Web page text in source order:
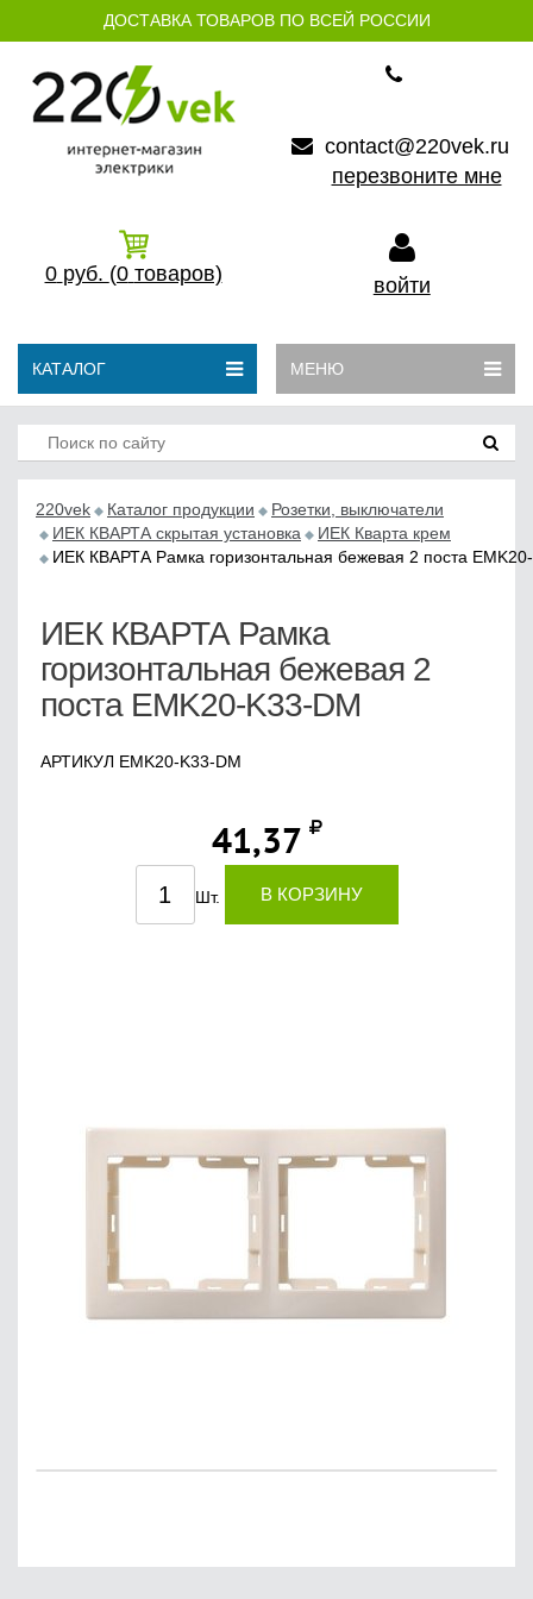
ДОСТАВКА ТОВАРОВ ПО ВСЕЙ РОССИИ
contact@220vek.ru
перезвоните мне
0 руб. (0 товаров) войти
КАТАЛОГ МЕНЮ
220vek Каталог продукции
Розетки, выключатели
ИЕК КВАРТА скрытая установка
ИЕК Кварта крем
ИЕК КВАРТА Рамка горизонтальная бежевая 2 поста
ИЕК КВАРТА Рамка
горизонтальная бежевая 2
поста EMK20-K33-DM
АРТИКУЛ EMK20-K33-DM
41,37
Шт. В КОРЗИНУ